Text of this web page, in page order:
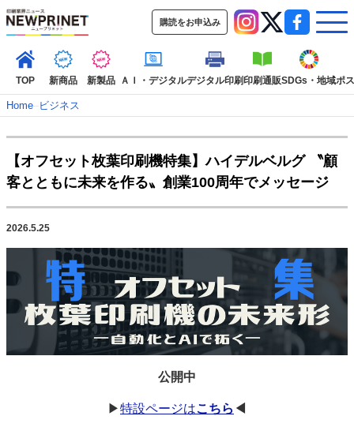
購読をお申込み
TOP 新商品 新製品 ＡＩ・デジタルデジタル印刷印刷通販SDGs・地域ポ
TOP
新着記事 特集記事
動画コンテンツ
インタビュー
コレクション
新商品 新製品 ＡＩ・デジタル デジタル印刷
印刷通販
SDGs・地域
ポストプレス 信用情報
業界
人事・移転・異動・訃報
特集記事カテゴリー一覧
特集・デジタル印刷 アイデアで勝負！ ～多様なビジネス・多彩な商材～
中古印刷機・製本機特集
特集・デジタル印刷 ～ 新成長軌道を描く
Home–ビジネス
【オフセット枚葉印刷機特集】ハイデルベルグ 〝顧
客とともに未来を作る〟創業100周年でメッセージ
2026.5.25
公開中
▶特設ページはこちら ◀